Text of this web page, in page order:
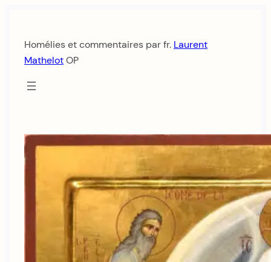
contenu
Homélies et commentaires par fr. Laurent
MathelotOP